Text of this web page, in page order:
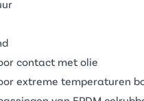
contact met olie
extreme temperaturen